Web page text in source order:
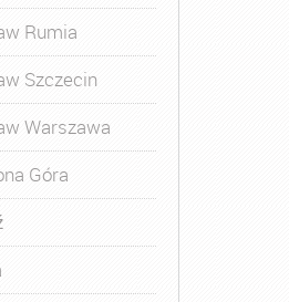
Rumia
Szczecin
Warszawa
Góra